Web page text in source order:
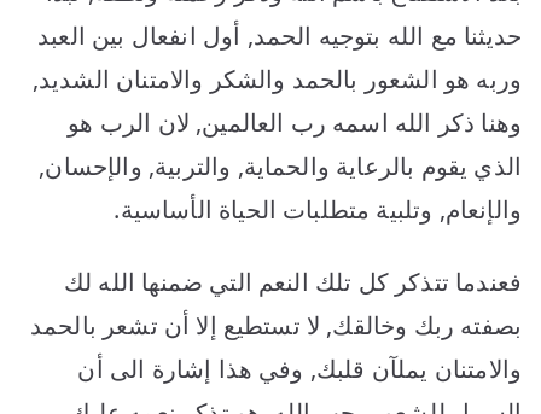
حديثنا مع الله بتوجيه الحمد, أول انفعال بين العبد
وربه هو الشعور بالحمد والشكر والامتنان الشديد,
وهنا ذكر الله اسمه رب العالمين, لان الرب هو
الذي يقوم بالرعاية والحماية, والتربية, والإحسان,
والإنعام, وتلبية متطلبات الحياة الأساسية.
فعندما تتذكر كل تلك النعم التي ضمنها الله لك
بصفته ربك وخالقك, لا تستطيع إلا أن تشعر بالحمد
والامتنان يملآن قلبك, وفي هذا إشارة الى أن